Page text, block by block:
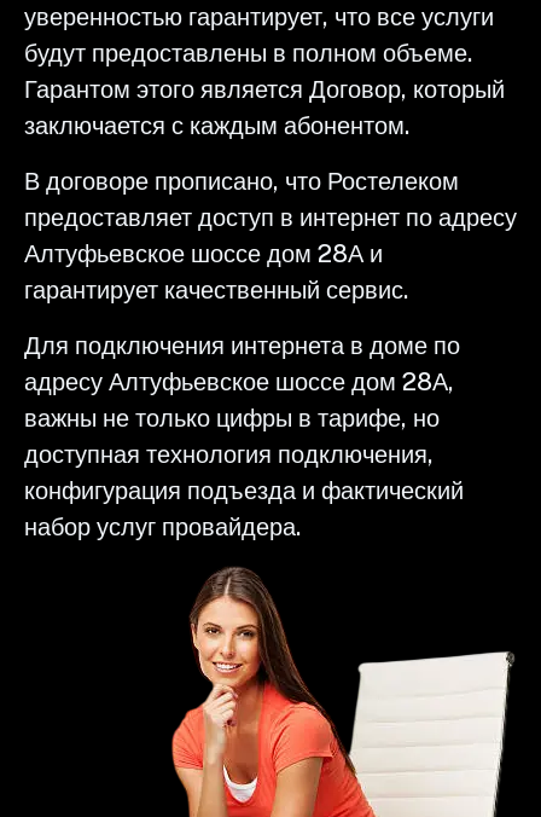
уверенностью гарантирует, что все услуги
будут предоставлены в полном объеме.
Гарантом этого является Договор, который
заключается с каждым абонентом.
В договоре прописано, что Ростелеком
предоставляет доступ в интернет по адресу
Алтуфьевское шоссе дом 28А и
гарантирует качественный сервис.
Для подключения интернета в доме по
адресу Алтуфьевское шоссе дом 28А,
важны не только цифры в тарифе, но
доступная технология подключения,
конфигурация подъезда и фактический
набор услуг провайдера.